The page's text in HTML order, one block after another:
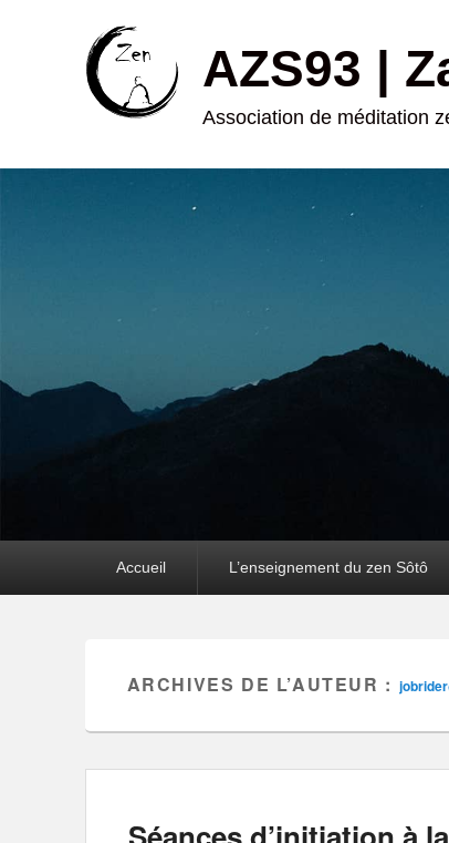
AZS93 |
Association de méditation
Accueil L’enseignement du zen Sôtô
ARCHIVES DE L’AUTEUR :